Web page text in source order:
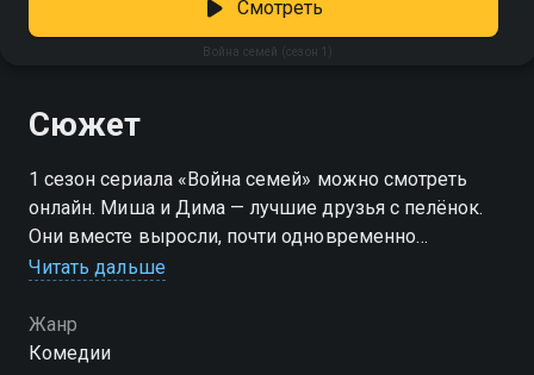
Война семей (сезон 1)
Смотреть
Сюжет
1 сезон сериала «Война семей» можно смотреть
онлайн. Миша и Дима — лучшие друзья с пелёнок.
Они вместе выросли, почти одновременно
женились и завели детей. У Миши и Тани появилась
Арина. Друзья были столь неразлучны, что купили
один общий участок, построили там два дома и жили
Читать дальше
Жанр
Комедии